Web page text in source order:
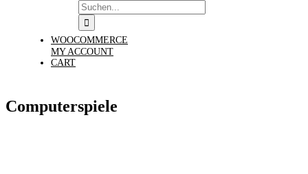
WOOCOMMERCE
MY ACCOUNT
CART
Computerspiele